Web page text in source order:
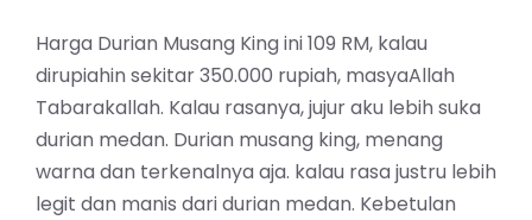
Harga Durian Musang King ini 109 RM, kalau
dirupiahin sekitar 350.000 rupiah, masyaAllah
Tabarakallah. Kalau rasanya, jujur aku lebih suka
durian medan. Durian musang king, menang
warna dan terkenalnya aja. kalau rasa justru lebih
legit dan manis dari durian medan. Kebetulan